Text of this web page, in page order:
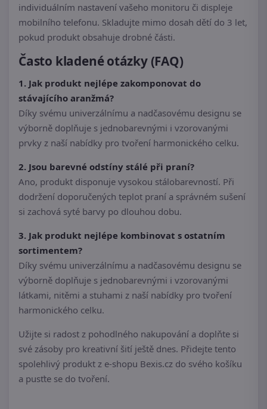
individuálním nastavení vašeho monitoru či displeje
mobilního telefonu. Skladujte mimo dosah dětí do 3 let,
pokud produkt obsahuje drobné části.
Často kladené otázky (FAQ)
1. Jak produkt nejlépe zakomponovat do
stávajícího aranžmá?
Díky svému univerzálnímu a nadčasovému designu se
výborně doplňuje s jednobarevnými i vzorovanými
prvky z naší nabídky pro tvoření harmonického celku.
2. Jsou barevné odstíny stálé při praní?
Ano, produkt disponuje vysokou stálobarevností. Při
dodržení doporučených teplot praní a správném sušení
si zachová syté barvy po dlouhou dobu.
3. Jak produkt nejlépe kombinovat s ostatním
sortimentem?
Díky svému univerzálnímu a nadčasovému designu se
výborně doplňuje s jednobarevnými i vzorovanými
látkami, nitěmi a stuhami z naší nabídky pro tvoření
harmonického celku.
Užijte si radost z pohodlného nakupování a doplňte si
své zásoby pro kreativní šití ještě dnes. Přidejte tento
spolehlivý produkt z e-shopu Bexis.cz do svého košíku
a pusťte se do tvoření.